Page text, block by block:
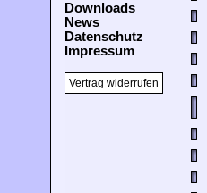
Downloads
News
Datenschutz
Impressum
Vertrag widerrufen